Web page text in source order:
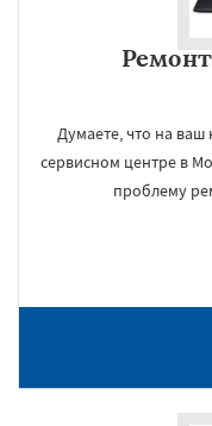
Думаете, что на
сервисном центре в
проблему